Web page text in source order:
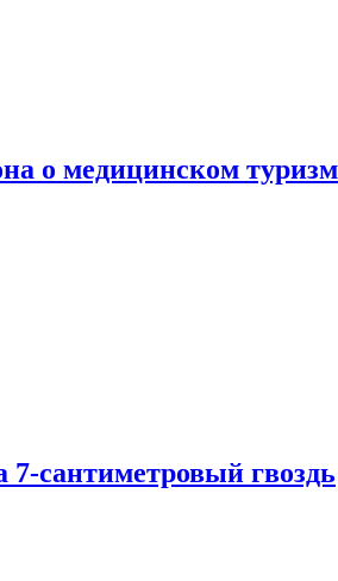
о медицинском
сантиметровый гвоздь